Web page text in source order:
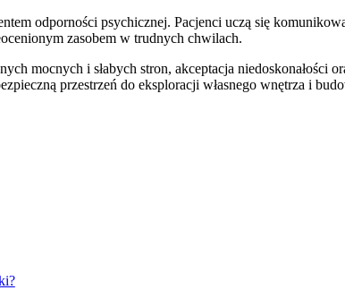
odporności psychicznej. Pacjenci uczą się
zasobem w trudnych chwilach.
mocnych i słabych stron, akceptacja niedoskonałości
przestrzeń do eksploracji własnego wnętrza i